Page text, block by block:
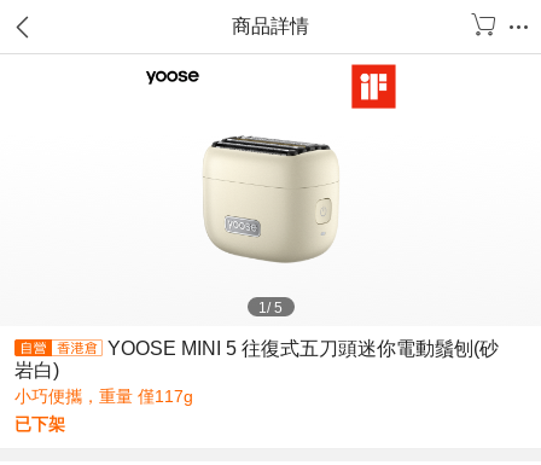
商品詳情
1/5
YOOSE MINI 5 往復式五刀頭迷你電動鬚刨(砂
岩白)
小巧便攜，重量 僅117g
已下架